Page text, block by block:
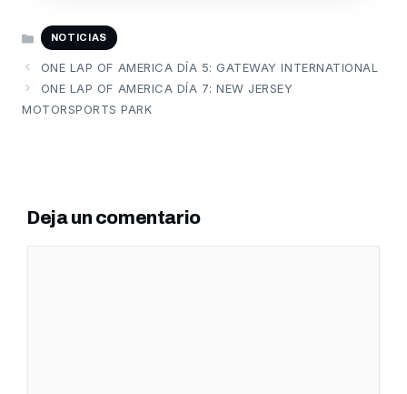
CATEGORÍAS
NOTICIAS
ONE LAP OF AMERICA DÍA 5: GATEWAY INTERNATIONAL
ONE LAP OF AMERICA DÍA 7: NEW JERSEY
MOTORSPORTS PARK
Deja un comentario